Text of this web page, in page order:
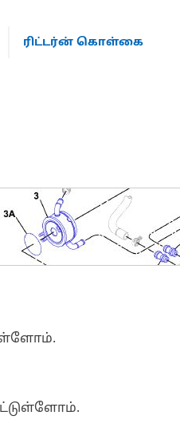
ரிட்டர்ன் கொள்கை